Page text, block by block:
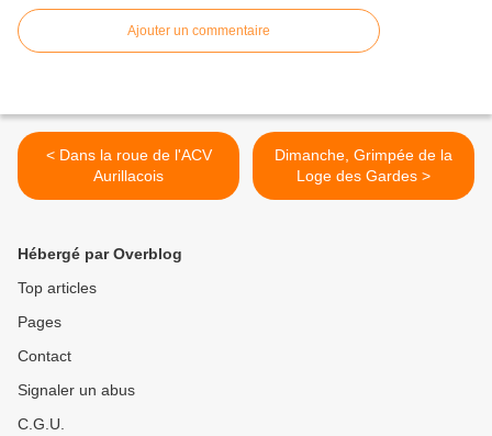
Ajouter un commentaire
< Dans la roue de l'ACV
Aurillacois
Dimanche, Grimpée de la
Loge des Gardes >
Hébergé par Overblog
Top articles
Pages
Contact
Signaler un abus
C.G.U.